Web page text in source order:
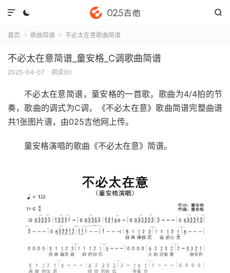
 

首页  歌曲简谱  不必太在意歌曲简谱
不必太在意简谱_童安格_C调歌曲简谱
2025-04-07 阅读(0)
不必太在意简谱，童安格的一首歌，歌曲为4/4拍的节
奏，歌曲的调式为C调，《不必太在意》歌曲简谱完整曲谱
共1张图片谱，由025吉他网上传。
童安格演唱的歌曲《不必太在意》简谱。